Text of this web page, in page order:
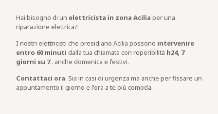
Hai bisogno di un elettricista in zona Acilia per una
riparazione elettrica?
I nostri elettricisti che presidiano Acilia possono intervenire
entro 60 minuti dalla tua chiamata con reperibilità h24, 7
giorni su 7.. anche domenica e festivi.
Contattaci ora. Sia in casi di urgenza ma anche per fissare un
appuntamento il giorno e l'ora a te più comoda.